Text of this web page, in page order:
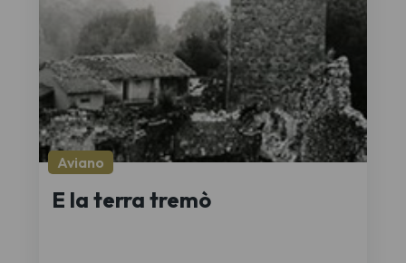
Aviano
E la terra tremò